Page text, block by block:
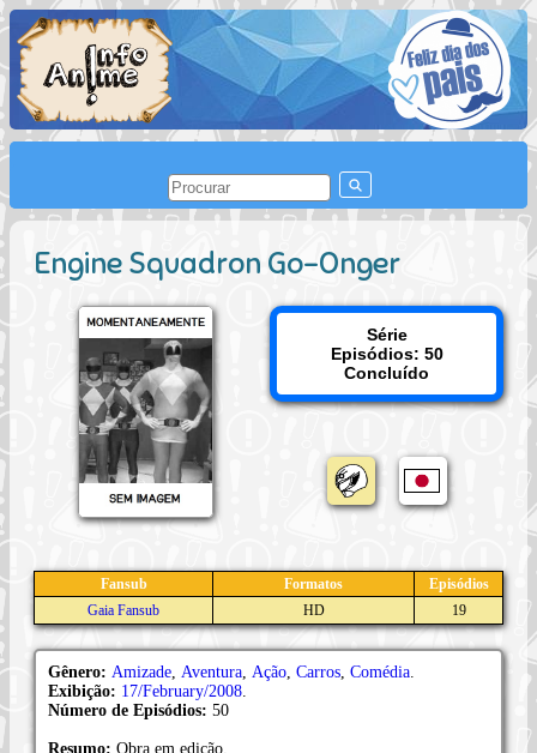
Engine Squadron Go-Onger
Série
Episódios: 50
Concluído
Fansub Formatos
Episódios
Gaia Fansub
HD 19
Gênero: Amizade Aventura Ação Carros Comédia
Exibição: 17/February/2008
Número de Episódios: 50
Resumo: Obra em edição.